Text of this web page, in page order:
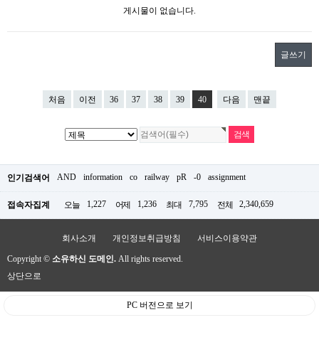
게시물이 없습니다.
글쓰기
처음 이전 36 37 38 39 40 다음 맨끝
인기검색어 AND information co railway pR -0 assignment
접속자집계 오늘 1,227 어제 1,236 최대 7,795 전체 2,340,659
회사소개 개인정보취급방침 서비스이용약관
Copyright © 소유하신 도메인. All rights reserved.
상단으로
PC 버전으로 보기